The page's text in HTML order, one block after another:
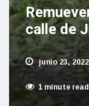
calle de
junio 23, 2022
1 minute read